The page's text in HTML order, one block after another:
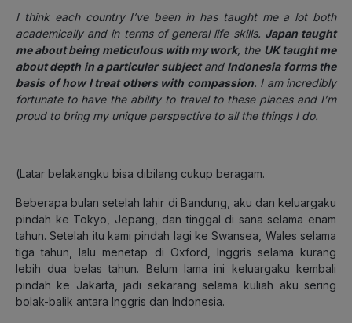
I think each country I’ve been in has taught me a lot both
academically and in terms of general life skills. Japan taught
me about being meticulous with my work, the UK taught me
about depth in a particular subjectand Indonesia forms the
basis of how I treat others with compassion. I am incredibly
fortunate to have the ability to travel to these places and I’m
proud to bring my unique perspective to all the things I do.
(Latar belakangku bisa dibilang cukup beragam.
Beberapa bulan setelah lahir di Bandung, aku dan keluargaku
pindah ke Tokyo, Jepang, dan tinggal di sana selama enam
tahun. Setelah itu kami pindah lagi ke Swansea, Wales selama
tiga tahun, lalu menetap di Oxford, Inggris selama kurang
lebih dua belas tahun. Belum lama ini keluargaku kembali
pindah ke Jakarta, jadi sekarang selama kuliah aku sering
bolak-balik antara Inggris dan Indonesia.